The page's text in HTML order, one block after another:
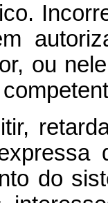
ou
do